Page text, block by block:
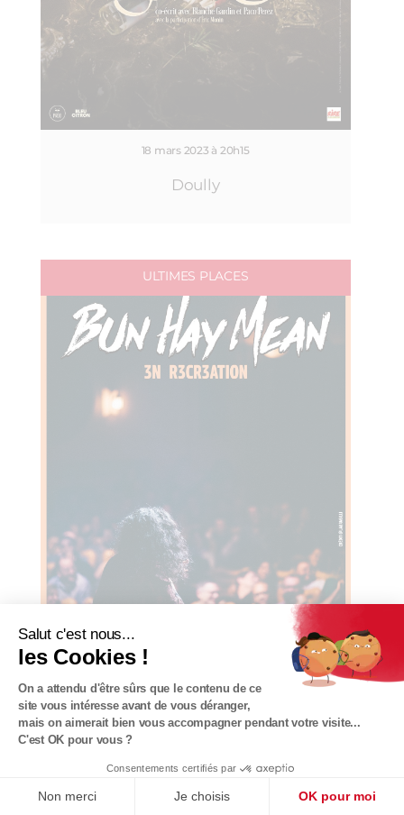
18 mars 2023 à 20h15
Doully
ULTIMES PLACES
Bun Hay Mean
Salut c'est nous...
les Cookies !
On a attendu d'être sûrs que le contenu de ce
site vous intéresse avant de vous déranger,
mais on aimerait bien vous accompagner pendant votre visite...
C'est OK pour vous ?
Consentements certifiés par
Non merci Je choisis OK pour moi